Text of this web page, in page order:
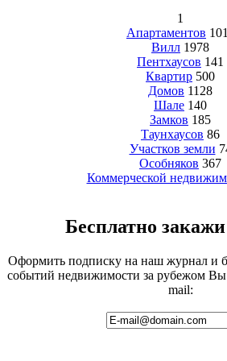
1
Апартаментов
Вилл 1978
Пентхаусов 141
Квартир 500
Домов 1128
Шале 140
Замков 185
Таунхаусов 86
Участков земли
Особняков 367
Коммерческой
Бесплатно
Оформить подписку на наш журнал и
событий недвижимости за рубежом Вы
mail: